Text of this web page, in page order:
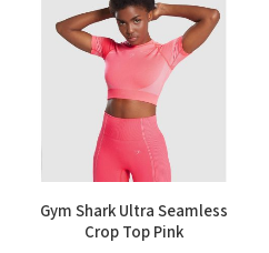
למוצר זה יש מספר סוגים. ניתן לבחור את האפשרויות בעמוד המוצר
Gym Shark Ultra Seamless
Crop Top Pink